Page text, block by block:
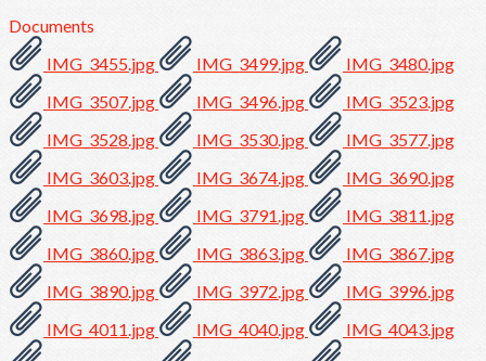
Documents
IMG_3455.jpg
IMG_3499.jpg
IMG_3480.jpg
IMG_3507.jpg
IMG_3496.jpg
IMG_3523.jpg
IMG_3528.jpg
IMG_3530.jpg
IMG_3577.jpg
IMG_3603.jpg
IMG_3674.jpg
IMG_3690.jpg
IMG_3698.jpg
IMG_3791.jpg
IMG_3811.jpg
IMG_3860.jpg
IMG_3863.jpg
IMG_3867.jpg
IMG_3890.jpg
IMG_3972.jpg
IMG_3996.jpg
IMG_4011.jpg
IMG_4040.jpg
IMG_4043.jpg